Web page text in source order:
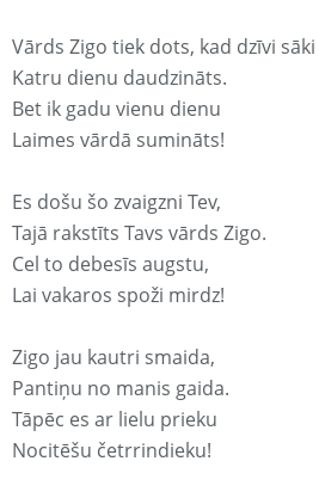
Vārds Zigo tiek dots, kad dzīvi sāki
Katru dienu daudzināts.
Bet ik gadu vienu dienu
Laimes vārdā sumināts!
Es došu šo zvaigzni Tev,
Tajā rakstīts Tavs vārds Zigo.
Cel to debesīs augstu,
Lai vakaros spoži mirdz!
Zigo jau kautri smaida,
Pantiņu no manis gaida.
Tāpēc es ar lielu prieku
Nocitēšu četrrindieku!